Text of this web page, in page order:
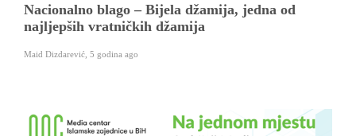
Nacionalno blago – Bijela džamija, jedna od
najljepših vratničkih džamija
Maid Dizdarević 5 godina ago